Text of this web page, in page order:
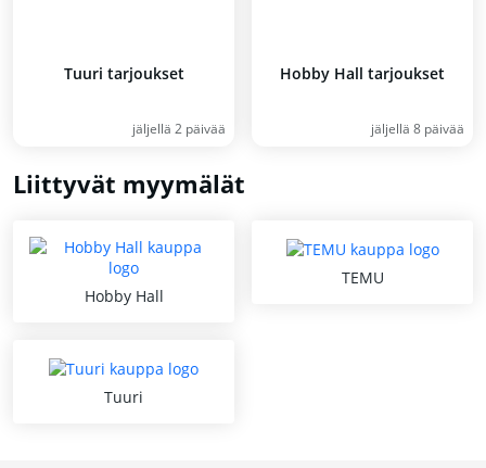
Tuuri tarjoukset
jäljellä 2 päivää
Hobby Hall tarjoukset
jäljellä 8 päivää
Liittyvät myymälät
Hobby Hall
TEMU
Tuuri